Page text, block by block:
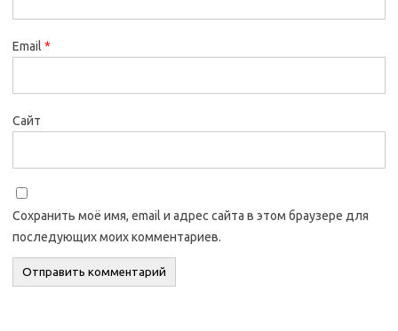
Email *
Сайт
Сохранить моё имя, email и адрес сайта в этом браузере для
последующих моих комментариев.